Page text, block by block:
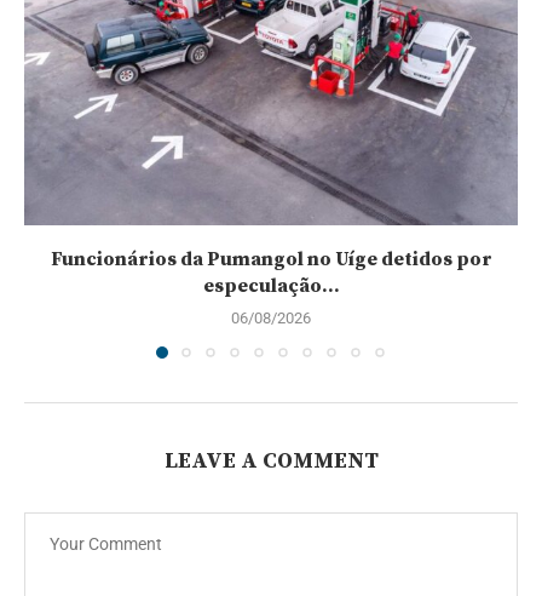
Funcionários da Pumangol no Uíge detidos por
especulação...
06/08/2026
LEAVE A COMMENT